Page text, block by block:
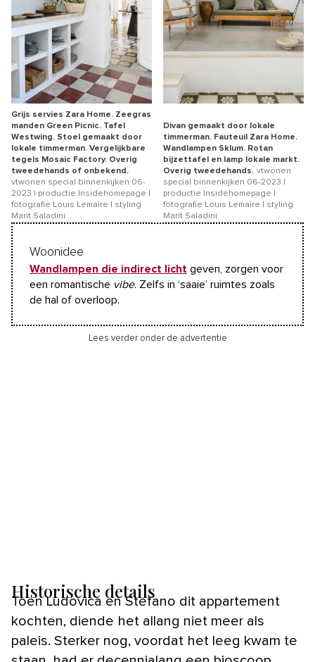
Grijs servies Zara Home. Zeegras
manden Green Picnic. Tafel
Westwing. Stoel gemaakt door
lokale timmerman. Vergelijkbare
tegels Mosaic Factory. Overig
tweedehands of onbekend.
vtwonen special binnenkijken 06-
2023 | productie Insidehomepage |
fotografie Louis Lemaire | styling
Marit Saladini
Divan gemaakt door lokale
timmerman. Fauteuil Zara Home.
Wandlampen Sklum. Rotan
bijzettafel en lamp lokale markt.
Overig tweedehands. vtwonen
special binnenkijken 06-2023 |
productie Insidehomepage |
fotografie Louis Lemaire | styling
Marit Saladini
Woonidee
Wandlampen die indirect licht geven, zorgen voor
een romantische vibe. Zelfs in ‘saaie’ ruimtes zoals
de hal of overloop.
Lees verder onder de advertentie
Historische details
Toen Ludovica en Stefano dit appartement
kochten, diende het allang niet meer als
paleis. Sterker nog, voordat het leeg kwam te